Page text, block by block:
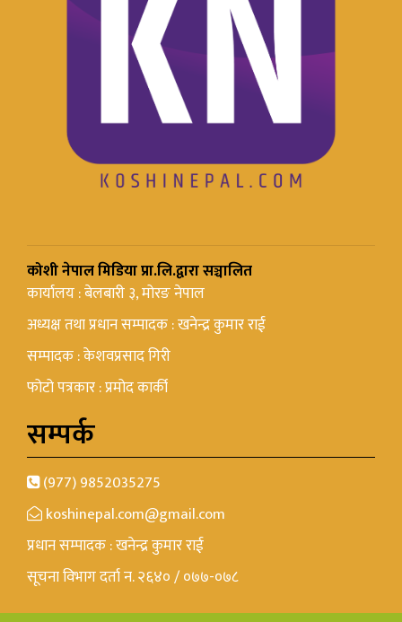
कोशी नेपाल मिडिया प्रा.लि.द्वारा सञ्चालित
कार्यालय : बेलबारी ३, मोरङ नेपाल
अध्यक्ष तथा प्रधान सम्पादक : खनेन्द्र कुमार राई
सम्पादक : केशवप्रसाद गिरी
फोटो पत्रकार : प्रमोद कार्की
सम्पर्क
(977) 9852035275
koshinepal.com@gmail.com
प्रधान सम्पादक : खनेन्द्र कुमार राई
सूचना विभाग दर्ता न. २६४० / ०७७-०७८